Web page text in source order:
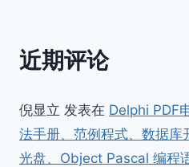
近期评论
倪显立 发表在 Delphi PDF
法手册、范例程式、数据库
光盘、Object Pascal 编程